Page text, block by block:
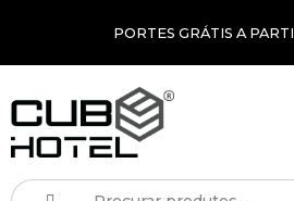
PORTES GRÁTIS A